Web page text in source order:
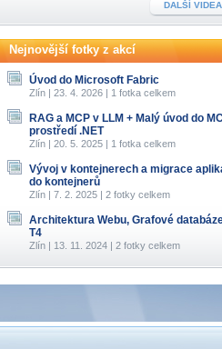
DALŠÍ VIDEA
Nejnovější fotky z akcí
Úvod do Microsoft Fabric
Zlín | 23. 4. 2026 | 1 fotka celkem
RAG a MCP v LLM + Malý úvod do
prostředí .NET
Zlín | 20. 5. 2025 | 1 fotka celkem
Vývoj v kontejnerech a migrace
do kontejnerů
Zlín | 7. 2. 2025 | 2 fotky celkem
Architektura Webu, Grafové
T4
Zlín | 13. 11. 2024 | 2 fotky celkem